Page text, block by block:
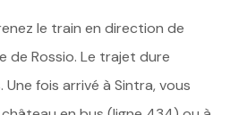
le train en direction de
de Rossio. Le trajet dure
fois arrivé à Sintra, vous